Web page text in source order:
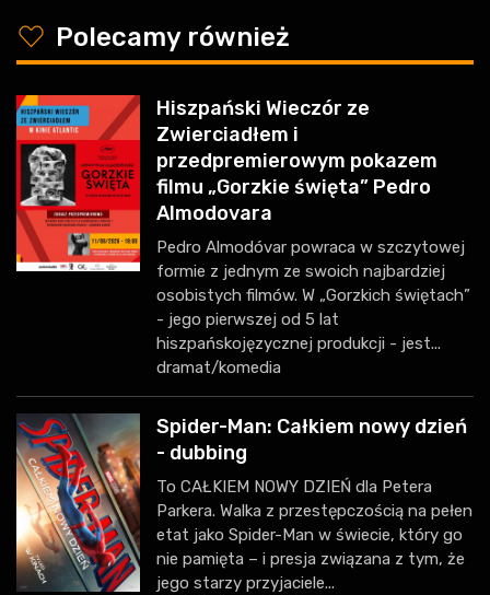
y Polecamy również
Hiszpański Wieczór ze
Zwierciadłem i
przedpremierowym pokazem
filmu „Gorzkie święta” Pedro
Almodovara
Pedro Almodóvar powraca w szczytowej
formie z jednym ze swoich najbardziej
osobistych filmów. W „Gorzkich świętach”
- jego pierwszej od 5 lat
hiszpańskojęzycznej produkcji - jest...
dramat/komedia
Spider-Man: Całkiem nowy dzień
- dubbing
To CAŁKIEM NOWY DZIEŃ dla Petera
Parkera. Walka z przestępczością na pełen
etat jako Spider-Man w świecie, który go
nie pamięta – i presja związana z tym, że
jego starzy przyjaciele...